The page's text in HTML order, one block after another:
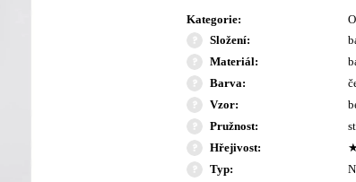
Kategorie:
Složení:
Materiál:
Barva:
Vzor:
Pružnost:
Hřejivost:
Typ: